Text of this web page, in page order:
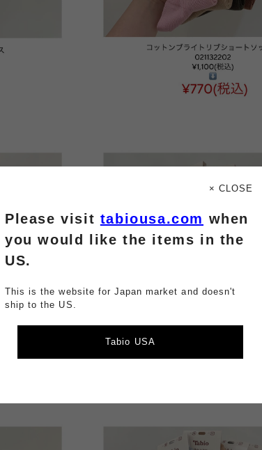
× CLOSE
Please visit tabiousa.com when
you would like the items in the
US.
This is the website for Japan market and doesn't
ship to the US.
Tabio USA